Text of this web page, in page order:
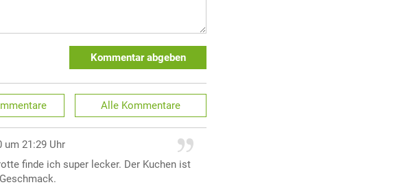
Kommentar abgeben
Alle Kommentare
um 21:29 Uhr
finde ich super lecker. Der Kuchen ist